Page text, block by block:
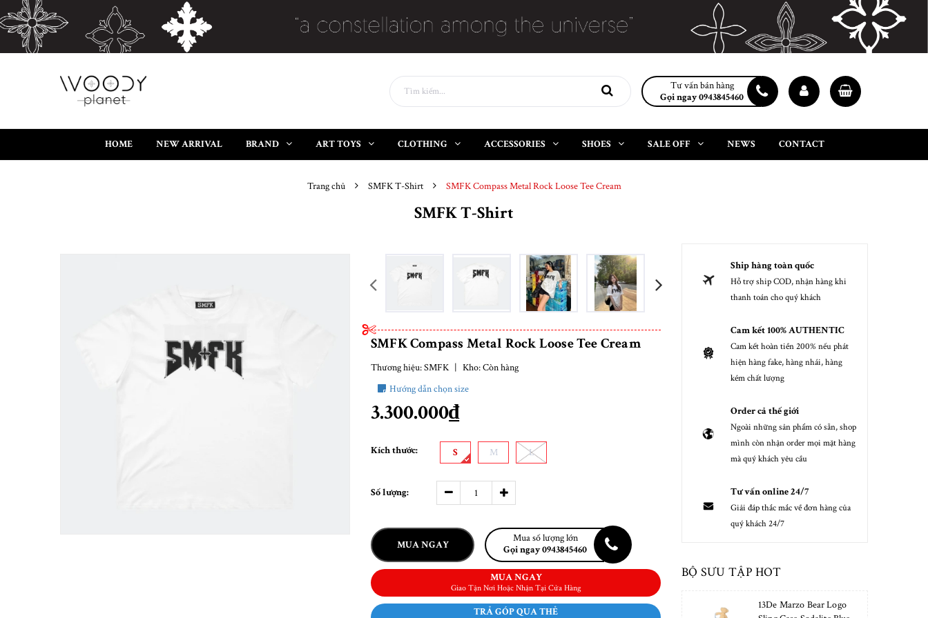
Tư vấn bán hàng
Gọi ngay 0943845460
HOME NEW ARRIVAL BRAND ART TOYS CLOTHING ACCESSORIES SHOES SALE OFF NEWS CONTACT
Trang chủ SMFK T-Shirt SMFK Compass Metal Rock Loose Tee Cream
SMFK T-Shirt
prev next
SMFK Compass Metal Rock Loose Tee Cream
Thương hiệu:SMFK | Kho:Còn hàng
Hướng dẫn chọn size
3.300.000₫
Kích thước: S M L
Số lượng:
MUA NGAY
Mua số lượng lớn
Gọi ngay 0943845460
MUA NGAY
Giao Tận Nơi Hoặc Nhận Tại Cửa Hàng
TRẢ GÓP QUA THẺ
Ship hàng toàn quốc
Hỗ trợ ship COD, nhận hàng khi
thanh toán cho quý khách
Cam kết 100% AUTHENTIC
Cam kết hoàn tiền 200% nếu phát
hiện hàng fake, hàng nhái, hàng
kém chất lượng
Order cả thế giới
Ngoài những sản phẩm có sẵn, shop
mình còn nhận order mọi mặt hàng
mà quý khách yêu cầu
Tư vấn online 24/7
Giải đáp thắc mắc về đơn hàng của
quý khách 24/7
BỘ SƯU TẬP HOT
13De Marzo Bear Logo